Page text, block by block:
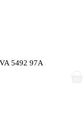
5492 97A